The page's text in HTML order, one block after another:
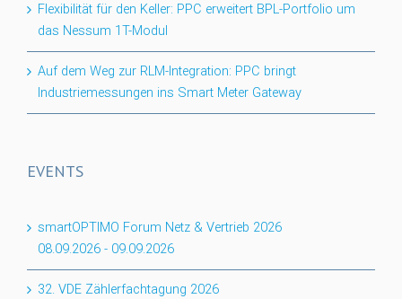
Flexibilität für den Keller: PPC erweitert BPL-Portfolio um
das Nessum 1T-Modul
Auf dem Weg zur RLM-Integration: PPC bringt
Industriemessungen ins Smart Meter Gateway
EVENTS
smartOPTIMO Forum Netz & Vertrieb 2026
08.09.2026 - 09.09.2026
32. VDE Zählerfachtagung 2026